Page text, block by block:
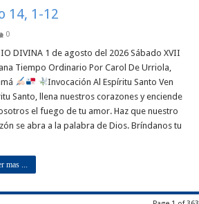
14, 1-12
0
DIVINA 1 de agosto del 2026 Sábado XVII
Tiempo Ordinario Por Carol De Urriola,
Invocación Al Espíritu Santo Ven
Santo, llena nuestros corazones y enciende
el fuego de tu amor. Haz que nuestro
se abra a la palabra de Dios. Bríndanos tu
mas ...